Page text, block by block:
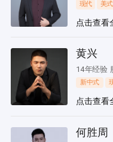
现代 美式
点击查看
黄兴
14年经验
新中式
点击查看
何胜周